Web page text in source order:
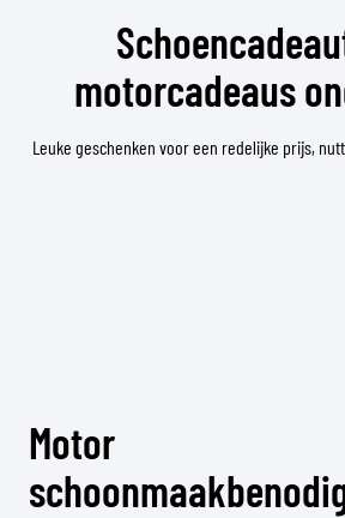
motorcadeaus
Leuke geschenken voor een redelijke prijs,
Motor